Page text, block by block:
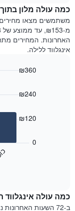
Y
המציגים
את
המחיר
הממוצע
מחיר
של
חדר
לכל
יום
התרשים
המציגים
השבוע.
Y
המציג
כמה עולה מלון
משתמשים מצאו מחירים
אינגלווד ללילה.
חדר
הלילה
0
₪120
₪240
₪360
כמה עולה
ב-72 השעות